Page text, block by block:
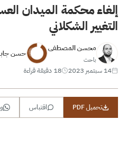
إلغاء محكمة الميدان
التغيير الشكلاني
محسن المصطفى
باحث
حسن
14 سبتمبر 2023
18 دقيقة قراءة
تحميل PDF اقتباس